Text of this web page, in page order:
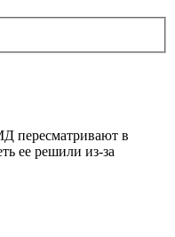
пересматривают в
ее решили из-за